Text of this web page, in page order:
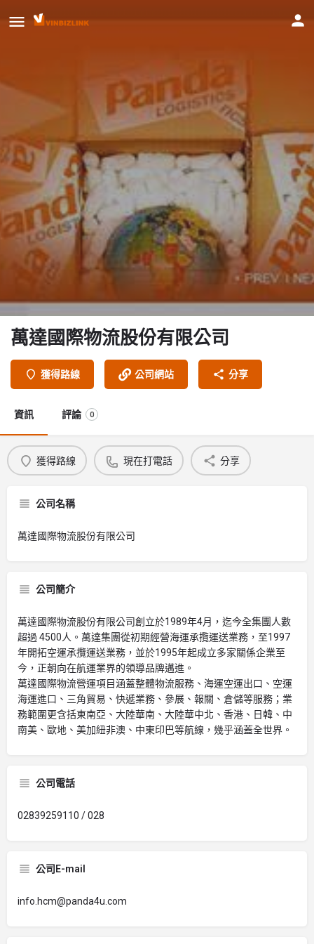
萬達國際物流股份有限公司
獲得路線 公司網站 分享
資訊 評論 0
獲得路線 現在打電話 分享
公司名稱
萬達國際物流股份有限公司
公司簡介
萬達國際物流股份有限公司創立於1989年4月，迄今全集團人數
超過 4500人。萬達集團從初期經營海運承攬運送業務，至1997
年開拓空運承攬運送業務，並於1995年起成立多家關係企業至
今，正朝向在航運業界的領導品牌邁進。
萬達國際物流營運項目涵蓋整體物流服務、海運空運出口、空運
海運進口、三角貿易、快遞業務、參展、報關、倉儲等服務；業
務範圍更含括東南亞、大陸華南、大陸華中北、香港、日韓、中
南美、歐地、美加紐非澳、中東印巴等航線，幾乎涵蓋全世界。
公司電話
02839259110 / 028
公司E-mail
info.hcm@panda4u.com